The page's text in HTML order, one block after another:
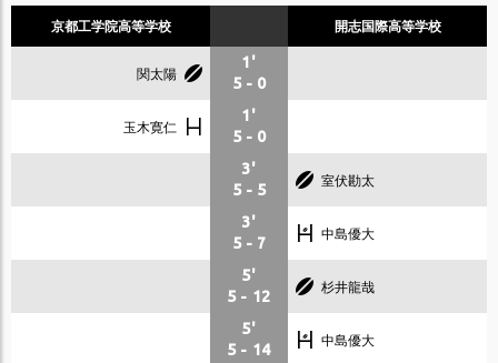
京都工学院高等学校 開志国際高等学校
関太陽
1'
5 - 0
玉木寛仁
1'
5 - 0
3'
5 - 5
室伏勘太
3'
5 - 7
中島優大
5'
5 - 12
杉井龍哉
5'
5 - 14
中島優大